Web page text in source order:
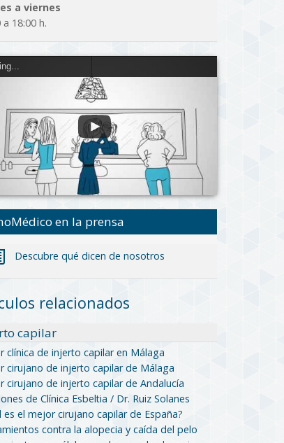
a viernes
a 18:00 h.
en la prensa
Descubre qué dicen de nosotros
relacionados
capilar
clínica de injerto capilar en Málaga
cirujano de injerto capilar de Málaga
cirujano de injerto capilar de Andalucía
de Clínica Esbeltia / Dr. Ruiz Solanes
es el mejor cirujano capilar de España?
contra la alopecia y caída del pelo